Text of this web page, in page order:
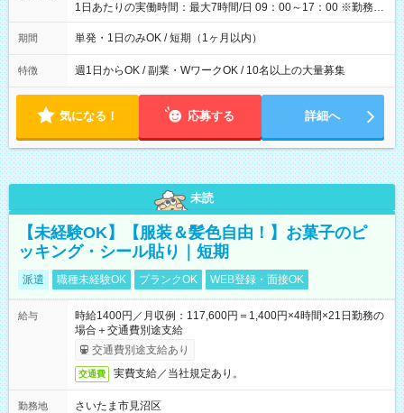
1日あたりの実働時間：最大7時間/日 09：00～17：00 ※勤務時
間は 試験により異なります。
期間 単発・1日のみOK / 短期（1ヶ月以内）
特徴 週1日からOK / 副業・WワークOK / 10名以上の大量募集
気になる！ 応募する 詳細へ
未読
【未経験OK】【服装＆髪色自由！】お菓子のピ
ッキング・シール貼り｜短期
派遣 職種未経験OK ブランクOK WEB登録・面接OK
給与
時給1400円／月収例：117,600円＝1,400円×4時間×21日勤務の
場合＋交通費別途支給
交通費別途支給あり
交通費 実費支給／当社規定あり。
勤務地
さいたま市見沼区